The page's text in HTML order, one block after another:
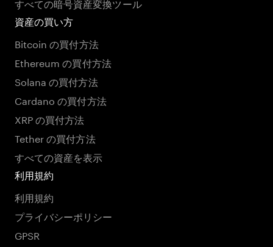
資産の買い方
Bitcoin の買付方法
Ethereum の買付方法
Solana の買付方法
Cardano の買付方法
XRP の買付方法
Tether の買付方法
すべての資産を表示
利用規約
利用規約
プライバシーポリシー
GPSR